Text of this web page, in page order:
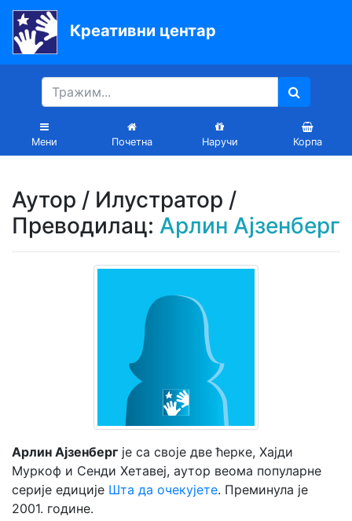
Креативни центар
Мени Почетна Наручи Корпа
Почетна
Књиге
Уџбеници
вртиће
Лектира
Акције
Аутор / Илустратор /
Преводилац: Арлин Ајзенберг
Арлин Ајзенберг је са своје две ћерке, Хајди
Муркоф и Сенди Хетавеј, аутор веома популарне
серије едиције Шта да очекујете. Преминула је
2001. године.